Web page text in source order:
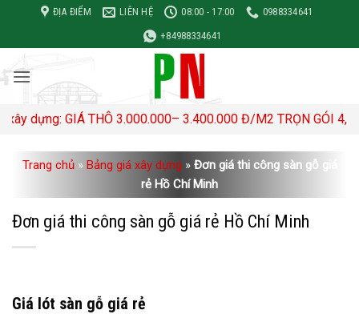
nội
dung
ĐỊA ĐIỂM LIÊN HỆ 08:00 - 17:00
0988334641
+84988334641
GIÁ THÔ 3.000.000– 3.400.000 Đ/M2 TRỌN GÓI 4,500,000-
Trang chủ » Bảng giá xây dựng » Đơn giá thi công sàn gỗ giá
rẻ Hồ Chí Minh
Đơn giá thi công sàn gỗ giá rẻ Hồ Chí Minh
Giá lót sàn gỗ giá rẻ